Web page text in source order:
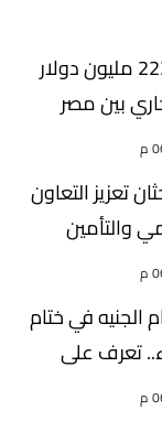
وزير الاستثمار: 223 مليون دولار
بين مصر
تعزيز التعاون
والتأمين
الجنيه في ختام
تعرف على